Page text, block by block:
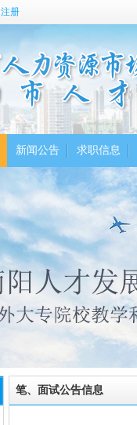
注册
新闻公告 求职信息
笔、面试公告信息